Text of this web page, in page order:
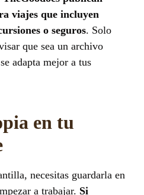
viajes que incluyen
o seguros. Solo
que sea un archivo
adapta mejor a tus
en tu
necesitas guardarla en
a trabajar. Si